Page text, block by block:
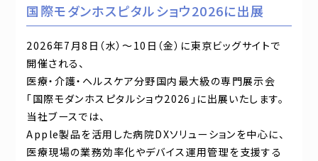
国際モダンホスピタルショウ2026に出展
2026年7月8日（水）～10日（金）に東京ビッグサイトで
開催される、
医療・介護・ヘルスケア分野国内最大級の専門展示会
「国際モダンホスピタルショウ2026」に出展いたします。
当社ブースでは、
Apple製品を活用した病院DXソリューションを中心に、
医療現場の業務効率化やデバイス運用管理を支援する